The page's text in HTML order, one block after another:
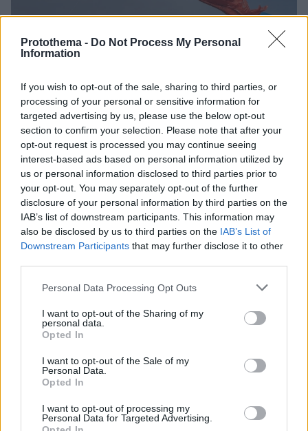
Protothema - Do Not Process My Personal
Information
If you wish to opt-out of the sale, sharing to third parties, or
processing of your personal or sensitive information for
targeted advertising by us, please use the below opt-out
section to confirm your selection. Please note that after your
opt-out request is processed you may continue seeing
interest-based ads based on personal information utilized by
us or personal information disclosed to third parties prior to
your opt-out. You may separately opt-out of the further
disclosure of your personal information by third parties on the
IAB’s list of downstream participants. This information may
also be disclosed by us to third parties on the IAB’s List of
Downstream Participants that may further disclose it to other
Please note that this website/app uses one or more Google
not limited to your visit or usage behaviour. You may click to
grant or deny consent to Google and its third-party tags to
use your data for below specified purposes in below Google
consent section.
Personal Data Processing Opt Outs
I want to opt-out of the Sharing of my
personal data.
Opted In
I want to opt-out of the Sale of my
Personal Data.
Opted In
I want to opt-out of processing my
Personal Data for Targeted Advertising.
Προσοχή στο πέταγμα του χαρταετού την Καθαρή
Δευτέρα - Οι οδηγίες ΑΔΜΗΕ, ΔΕΔΔΗΕ
Οι διαχειριστές μεταφοράς και διανομής ηλεκτρικής
ενέργειας προειδοποιούν για σοβαρό κίνδυνο
ηλεκτροπληξίας
24.02.2023, 12:49